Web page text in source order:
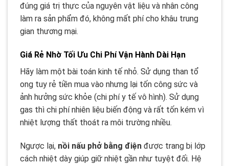
đúng giá trị thực của nguyên vật liệu và nhân công
làm ra sản phẩm đó, không mất phí cho khâu trung
gian thương mại.
Giá Rẻ Nhờ Tối Ưu Chi Phí Vận Hành Dài Hạn
Hãy làm một bài toán kinh tế nhỏ. Sử dụng than tổ
ong tuy rẻ tiền mua vào nhưng lại tốn công sức và
ảnh hưởng sức khỏe (chi phí y tế vô hình). Sử dụng
gas thì chi phí nhiên liệu biến động và rất tốn kém vì
nhiệt lượng thất thoát ra môi trường nhiều.
Ngược lại, nồi nấu phở bằng điện được trang bị lớp
cách nhiệt dày giúp giữ nhiệt gần như tuyệt đối. Hệ